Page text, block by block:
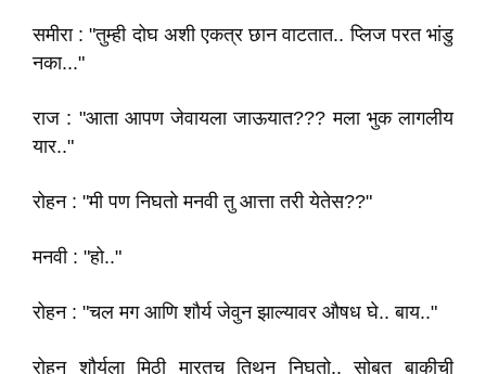
समीरा : "तुम्ही दोघ अशी एकत्र छान वाटतात.. प्लिज परत भांडु
नका..."
राज : "आता आपण जेवायला जाऊयात??? मला भुक लागलीय
यार.."
रोहन : "मी पण निघतो मनवी तु आत्ता तरी येतेस??"
मनवी : "हो.."
रोहन : "चल मग आणि शौर्य जेवुन झाल्यावर औषध घे.. बाय.."
रोहन शौर्यला मिठी मारतच तिथुन निघतो.. सोबत बाकीची